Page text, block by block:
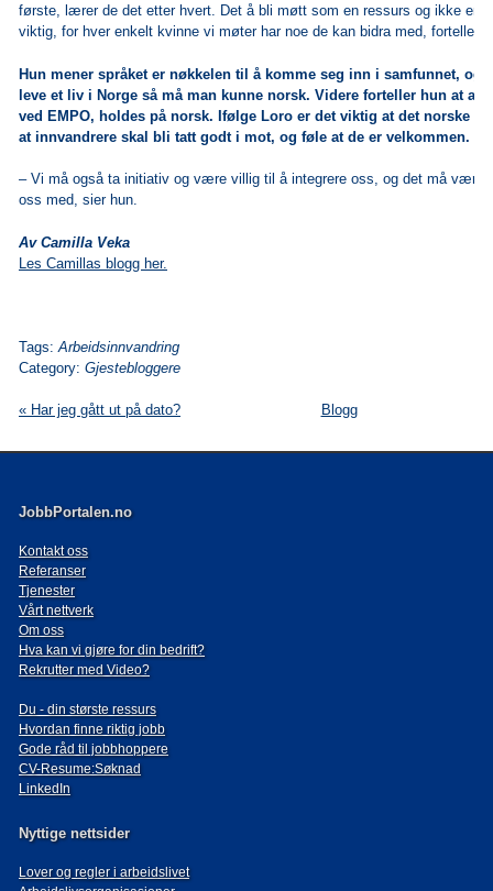
første, lærer de det etter hvert. Det å bli møtt som en ressurs og ikke en
viktig, for hver enkelt kvinne vi møter har noe de kan bidra med, forteller
Hun mener språket er nøkkelen til å komme seg inn i samfunnet, og
leve et liv i Norge så må man kunne norsk. Videre forteller hun at
ved EMPO, holdes på norsk. Ifølge Loro er det viktig at det norske
at innvandrere skal bli tatt godt i mot, og føle at de er velkommen.
‒ Vi må også ta initiativ og være villig til å integrere oss, og det må være
oss med, sier hun.
Av Camilla Veka
Les Camillas blogg her.
Tags:Arbeidsinnvandring
Category:Gjestebloggere
« Har jeg gått ut på dato? Blogg
JobbPortalen.no
Kontakt oss
Referanser
Tjenester
Vårt nettverk
Om oss
Hva kan vi gjøre for din bedrift?
Rekrutter med Video?
Du - din største ressurs
Hvordan finne riktig jobb
Gode råd til jobbhoppere
CV-Resume:Søknad
LinkedIn
Nyttige nettsider
Lover og regler i arbeidslivet